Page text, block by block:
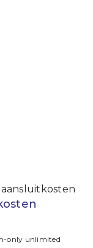
only unlimited